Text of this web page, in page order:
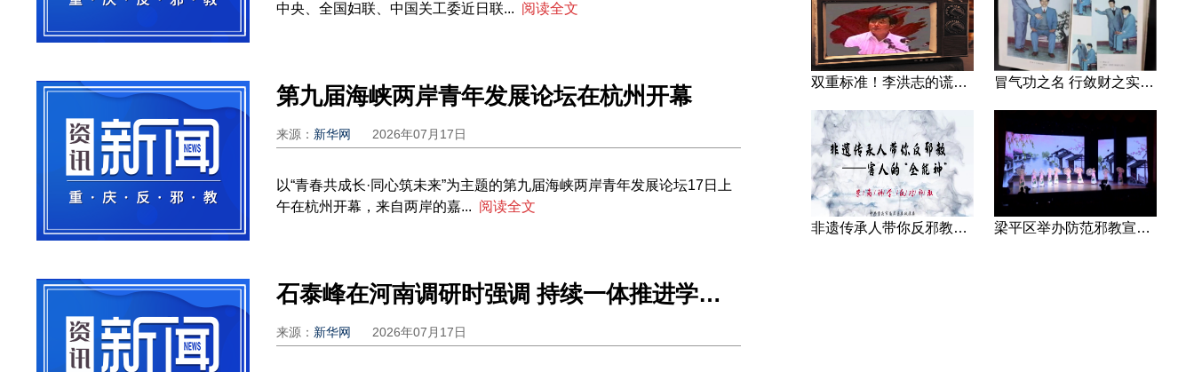
中央、全国妇联、中国关工委近日联... 阅读全文
第九届海峡两岸青年发展论坛在杭州开幕
来源： 新华网 2026年07月17日
以“青春共成长·同心筑未来”为主题的第九届海峡两岸青年发展论坛17日上
午在杭州开幕，来自两岸的嘉... 阅读全文
石泰峰在河南调研时强调 持续一体推进学查改 确保学习教育质效
来源： 新华网 2026年07月17日
双重标准！李洪志的谎言藏不住了 冒气功之名 行敛财之实 张宏堡义女“小倩”团伙覆灭记
非遗传承人带你反邪教—害人的“全能神” 梁平区举办防范邪教宣传专场文艺演出